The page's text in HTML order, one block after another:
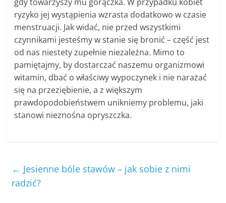
ryzyko jej wystąpienia wzrasta dodatkowo w czasie
menstruacji. Jak widać, nie przed wszystkimi
czynnikami jesteśmy w stanie się bronić – część jest
od nas niestety zupełnie niezależna. Mimo to
pamiętajmy, by dostarczać naszemu organizmowi
witamin, dbać o właściwy wypoczynek i nie narażać
się na przeziębienie, a z większym
prawdopodobieństwem unikniemy problemu, jaki
stanowi nieznośna opryszczka.
← Jesienne bóle stawów – jak sobie z nimi
radzić?